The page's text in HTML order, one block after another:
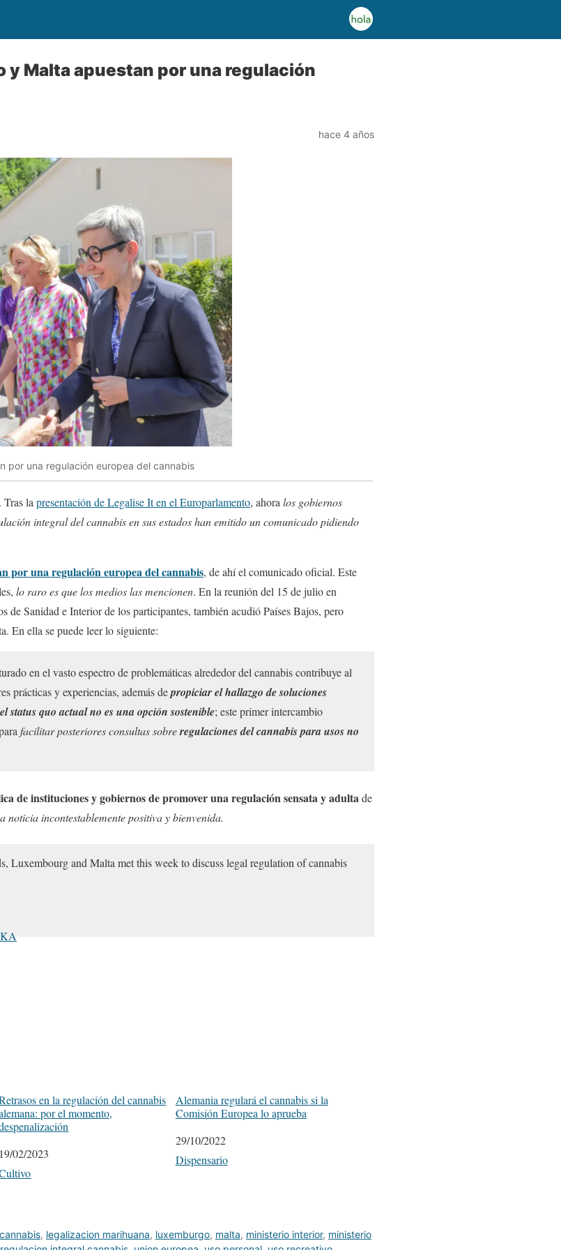
y Malta apuestan por una regulación
hace 4 años
por una regulación europea del cannabis
Tras la presentación de Legalise It en el Europarlamento, ahora los gobiernos
integral del cannabis en sus estados han emitido un comunicado pidiendo
por una regulación europea del cannabis, de ahí el comunicado oficial. Este
lo raro es que los medios las mencionen. En la reunión del 15 de julio en
de Sanidad e Interior de los participantes, también acudió Países Bajos, pero
En ella se puede leer lo siguiente:
en el vasto espectro de problemáticas alrededor del cannabis contribuye al
prácticas y experiencias, además depropiciar el hallazgo de soluciones
status quo actual no es una opción sostenible; este primer intercambio
facilitar posteriores consultas sobreregulaciones del cannabis para usos no
de instituciones y gobiernos de promover una regulación sensata y adultade
noticia incontestablemente positiva y bienvenida.
Luxembourg and Malta met this week to discuss legal regulation of cannabis
en la regulación del cannabis
por el momento,
Fecha
19/02/2023
a
Alemania regulará el cannabis si la
Comisión Europea lo aprueba
Fecha
29/10/2022
Respecto a
Dispensario
, legalizacion marihuana, luxemburgo, malta, ministerio interior, ministerio